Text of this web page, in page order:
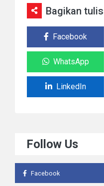
Bagikan
Facebook
WhatsApp
LinkedIn
Follow Us
Facebook